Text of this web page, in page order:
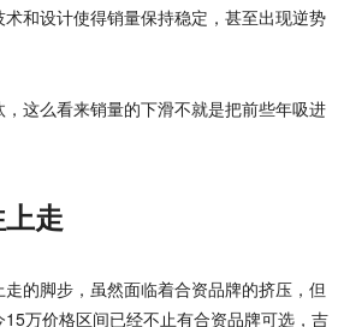
和设计使得销量保持稳定，甚至出现逆势
这么看来销量的下滑不就是把前些年吸进
走
的脚步，虽然面临着合资品牌的挤压，但
万价格区间已经不止有合资品牌可选，吉